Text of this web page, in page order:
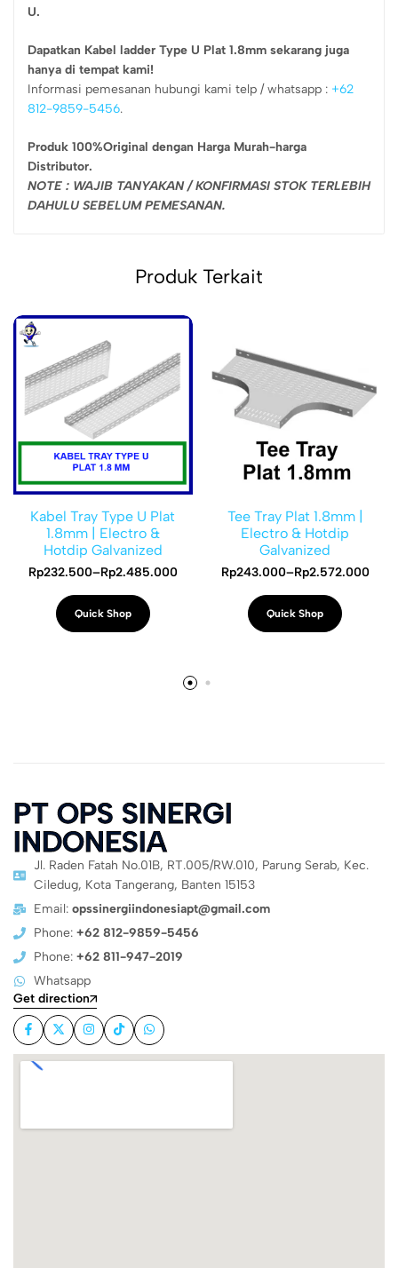
U.
Dapatkan Kabel ladder Type U Plat 1.8mm sekarang juga
hanya di tempat kami!
Informasi pemesanan hubungi kami telp / whatsapp : +62
812-9859-5456.
Produk 100%Original dengan Harga Murah-harga
Distributor.
NOTE : WAJIB TANYAKAN / KONFIRMASI STOK TERLEBIH
DAHULU SEBELUM PEMESANAN.
Produk Terkait
Kabel Tray Type U Plat
1.8mm | Electro &
Hotdip Galvanized
Rp232.500–Rp2.485.000
Quick Shop
Tee Tray Plat 1.8mm |
Electro & Hotdip
Galvanized
Rp243.000–Rp2.572.000
Quick Shop
PT OPS SINERGI
INDONESIA
Jl. Raden Fatah No.01B, RT.005/RW.010, Parung Serab, Kec.
Ciledug, Kota Tangerang, Banten 15153
Email: opssinergiindonesiapt@gmail.com
Phone: +62 812-9859-5456
Phone: +62 811-947-2019
Whatsapp
Get direction